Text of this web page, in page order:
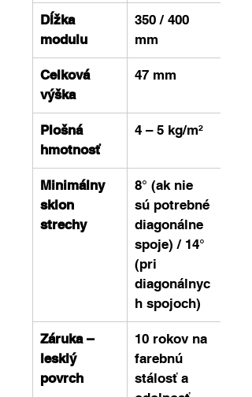
Dĺžka
modulu
350 / 400
mm
Celková
výška
47 mm
Plošná
hmotnosť
4 – 5 kg/m²
Minimálny
sklon
strechy
8° (ak nie
sú potrebné
diagonálne
spoje) / 14°
(pri
diagonálnyc
h spojoch)
Záruka –
lesklý
povrch
10 rokov na
farebnú
stálosť a